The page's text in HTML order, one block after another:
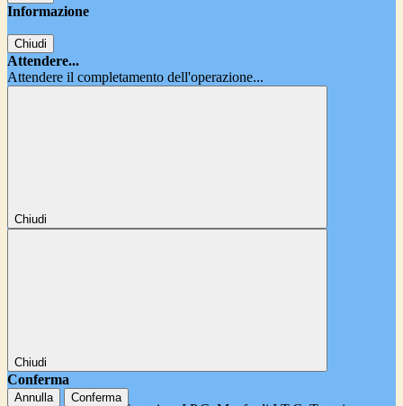
Informazione
Chiudi
Attendere...
Attendere il completamento dell'operazione...
Chiudi
Chiudi
Conferma
Annulla Conferma